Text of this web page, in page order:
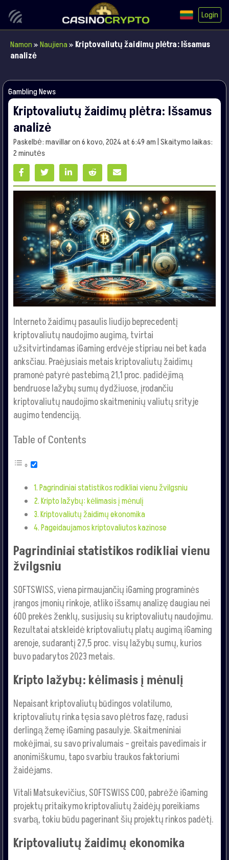
Login
Namon»Naujiena»Kriptovaliutų žaidimų plėtra: Išsamus
analizė
Gambling News
Kriptovaliutų žaidimų plėtra: Išsamus
analizė
Paskelbė: mavillar on 6 kovo, 2024 at 6:49 am | Skaitymo laikas:
2 minutės
Interneto žaidimų pasaulis liudijo beprecedentį
kriptovaliutų naudojimo augimą, tvirtai
užsitvirtindamas iGaming erdvėje stipriau nei bet kada
anksčiau. Praėjusiais metais kriptovaliutų žaidimų
pramonė patyrė pastebimą 21,1 proc. padidėjimą
bendruose lažybų sumų dydžiuose, įrodančiu
kriptovaliutų naudojimo skaitmeninių valiutų srityje
augimo tendenciją.
Table of Contents
Pagrindiniai statistikos rodikliai vienu žvilgsniu
Kripto lažybų: kėlimasis į mėnulį
Kriptovaliutų žaidimų ekonomika
Pageidaujamos kriptovaliutos kazinose
Pagrindiniai statistikos rodikliai vienu
žvilgsniu
SOFTSWISS, viena pirmaujančių iGaming programinės
įrangos įmonių rinkoje, atliko išsamų analizę daugiau nei
600 prekės ženklų, susijusių su kriptovaliutų naudojimu.
Rezultatai atskleidė kriptovaliutų platų augimą iGaming
arenoje, sudarantį 27,5 proc. visų lažybų sumų, kurios
buvo padarytos 2023 metais.
Kripto lažybų: kėlimasis į mėnulį
Nepaisant kriptovaliutų būdingos volatilumo,
kriptovaliutų rinka tęsia savo plėtros fazę, radusi
derlingą žemę iGaming pasaulyje. Skaitmeniniai
mokėjimai, su savo privalumais – greitais pavedimais ir
anonimiškumu, tapo svarbiu traukos faktoriumi
žaidėjams.
Vitali Matsukevičius, SOFTSWISS COO, pabrėžė iGaming
projektų pritaikymo kriptovaliutų žaidėjų poreikiams
svarbą, tokiu būdu pagerinant šių projektų rinkos padėtį.
Kriptovaliutų žaidimų ekonomika